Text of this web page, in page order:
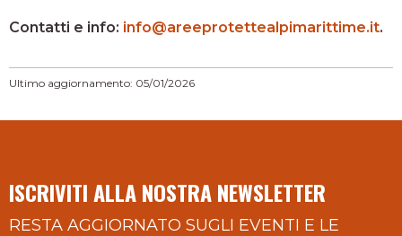
Contatti e info: info@areeprotettealpimarittime.it.
Ultimo aggiornamento: 05/01/2026
ISCRIVITI ALLA NOSTRA NEWSLETTER
RESTA AGGIORNATO SUGLI EVENTI E LE